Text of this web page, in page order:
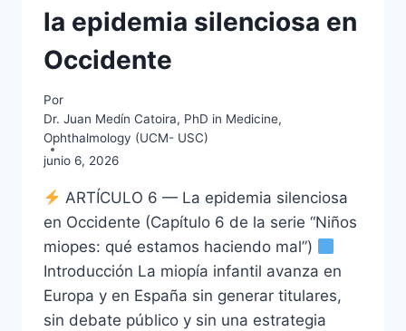
la epidemia silenciosa en
Occidente
Por
Dr. Juan Medín Catoira, PhD in Medicine,
Ophthalmology (UCM- USC)
junio 6, 2026
ARTÍCULO 6 — La epidemia silenciosa
en Occidente (Capítulo 6 de la serie “Niños
miopes: qué estamos haciendo mal”)
Introducción La miopía infantil avanza en
Europa y en España sin generar titulares,
sin debate público y sin una estrategia